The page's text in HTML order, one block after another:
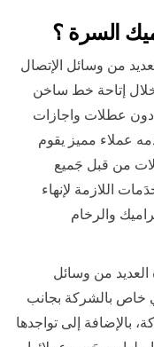
السرة ؟
من وسائل الإتصال
خلال إتاحة خط ساخن
على مدار 24 ساعة دون عطلات واجازات
عملاء مميز يقوم
من قبل جَميع
اللازمة لإنهاء
والرخام
العديد من وسائل
خاص بالشركة بجانب
بالإضافة إلى تواجدها